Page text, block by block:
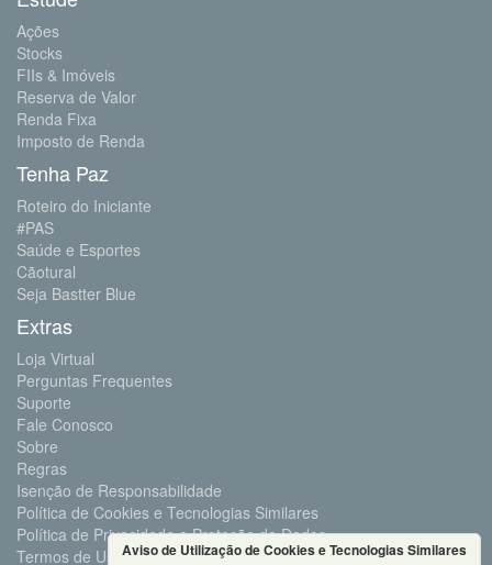
Ações
Stocks
FIIs & Imóveis
Reserva de Valor
Renda Fixa
Imposto de Renda
Tenha Paz
Roteiro do Iniciante
#PAS
Saúde e Esportes
Cãotural
Seja Bastter Blue
Extras
Loja Virtual
Perguntas Frequentes
Suporte
Fale Conosco
Sobre
Regras
Isenção de Responsabilidade
Política de Cookies e Tecnologias Similares
Política de Privacidade e Proteção de Dados
Termos de UsoAviso de Utilização de Cookies e Tecnologias Similares